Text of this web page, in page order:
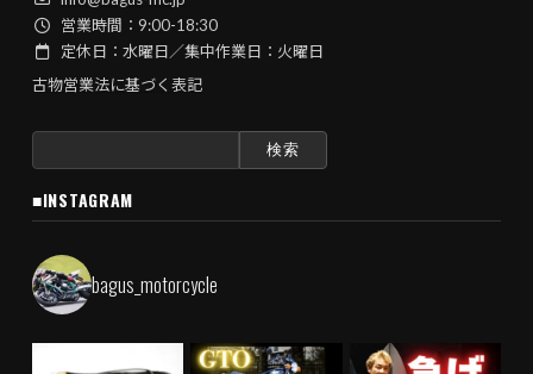
営業時間：9:00-18:30
定休日：水曜日／集中作業日：火曜日
古物営業法に基づく表記
検
■INSTAGRAM
bagus_motorcycle